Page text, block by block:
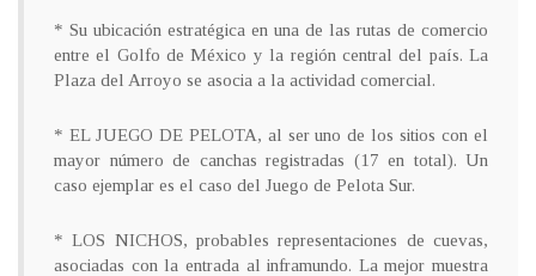
* Su ubicación estratégica en una de las rutas de comercio
entre el Golfo de México y la región central del país. La
Plaza del Arroyo se asocia a la actividad comercial.
* EL JUEGO DE PELOTA, al ser uno de los sitios con el
mayor número de canchas registradas (17 en total). Un
caso ejemplar es el caso del Juego de Pelota Sur.
* LOS NICHOS, probables representaciones de cuevas,
asociadas con la entrada al inframundo. La mejor muestra